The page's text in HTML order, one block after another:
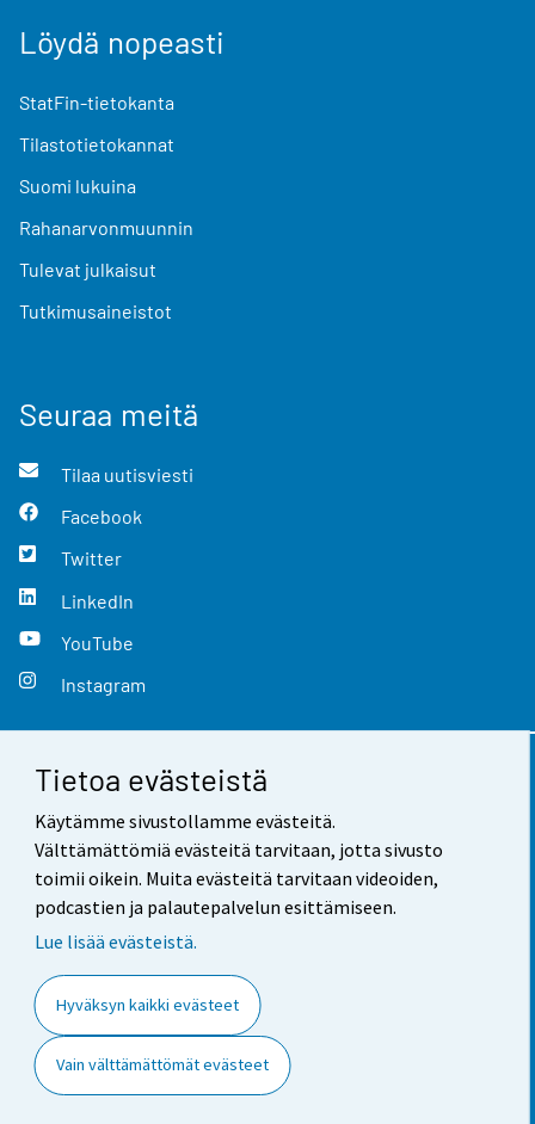
Tietoa evästeistä
Käytämme sivustollamme evästeitä.
Välttämättömiä evästeitä tarvitaan, jotta sivusto
toimii oikein. Muita evästeitä tarvitaan videoiden,
podcastien ja palautepalvelun esittämiseen.
Lue lisää evästeistä.
Hyväksyn kaikki evästeet
Vain välttämättömät evästeet
Löydä nopeasti
StatFin-tietokanta
Tilastotietokannat
Suomi lukuina
Rahanarvonmuunnin
Tulevat julkaisut
Tutkimusaineistot
Seuraa meitä
Tilaa uutisviesti
Facebook
Twitter
LinkedIn
YouTube
Instagram
Yhteystiedot
Palaute
Käyttöehdot
Saavutettavuus
Tietoa sivustosta
Evästeasetukset